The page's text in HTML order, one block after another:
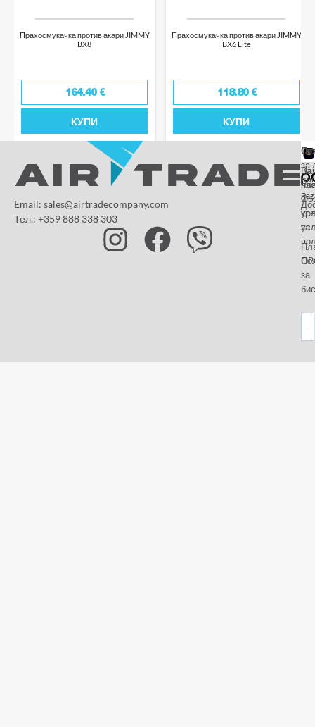
Прахосмукачка против акари JIMMY
BX8
164.40 €
КУПИ
Прахосмукачка против акари JIMMY
BX6 Lite
118.80 €
КУПИ
Email: sales@airtradecompany.com
Тел.: +359 888 338 303
За
нас
и
за
за
за